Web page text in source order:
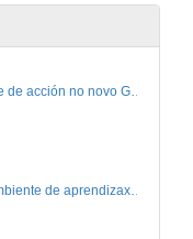
O caso da Licenciatura en Publicidade e Relacións Públicas (Universidade de Vigo). Experiencia entre Estratexias e Produción publicitaria en tv.
Proxectos de arte de acción no novo Grao de Belas Artes.